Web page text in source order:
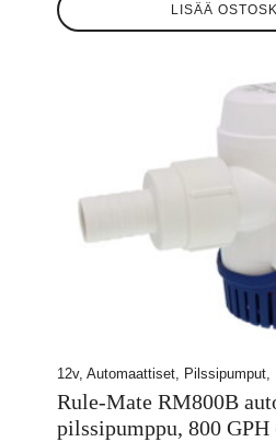
LISÄÄ
12v, Automaattiset, Pilssipumput,
Rule-Mate RM800B
pilssipumppu, 800